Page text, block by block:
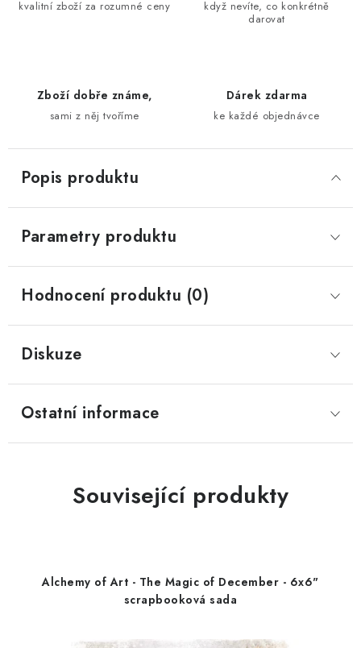
kvalitní zboží za rozumné ceny
když nevíte, co konkrétně
darovat
Zboží dobře známe,
sami z něj tvoříme
Dárek zdarma
ke každé objednávce
Popis produktu
Parametry produktu
Hodnocení produktu (0)
Diskuze
Ostatní informace
Související produkty
Alchemy of Art - The Magic of December - 6x6"
scrapbooková sada